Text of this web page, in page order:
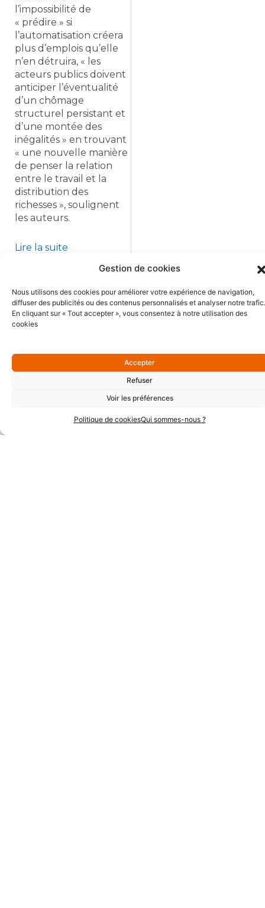
Gestion de cookies
Nous utilisons des cookies pour améliorer votre expérience de navigation,
diffuser des publicités ou des contenus personnalisés et analyser notre trafic.
En cliquant sur « Tout accepter », vous consentez à notre utilisation des
cookies
Accepter
Refuser
Voir les préférences
Politique de cookiesQui sommes-nous ?
l’impossibilité de
« prédire » si
l’automatisation créera
plus d’emplois qu’elle
n’en détruira, « les
acteurs publics doivent
anticiper l’éventualité
d’un chômage
structurel persistant et
d’une montée des
inégalités » en trouvant
« une nouvelle manière
de penser la relation
entre le travail et la
distribution des
richesses », soulignent
les auteurs.
Lire la suite
Précédent